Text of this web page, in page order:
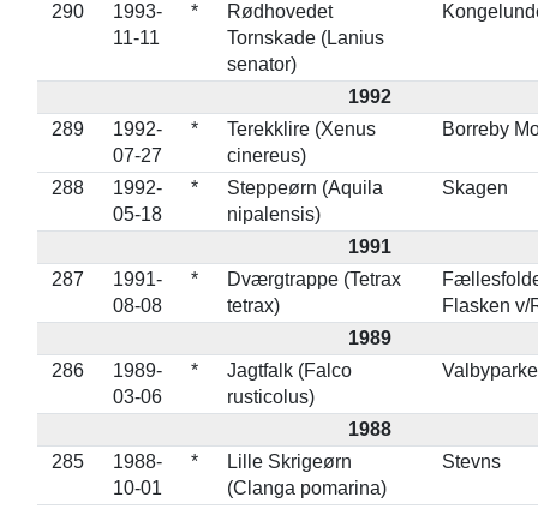
290
1993-
11-11
*
Rødhovedet
Tornskade (Lanius
senator)
1992
289
1992-
07-27
*
Terekklire (Xenus
cinereus)
Borreby
288
1992-
05-18
*
Steppeørn (Aquila
nipalensis)
Skagen
1991
287
1991-
08-08
*
Dværgtrappe (Tetrax
tetrax)
Flasken v/
1989
286
1989-
03-06
*
Jagtfalk (Falco
rusticolus)
1988
285
1988-
10-01
*
Lille Skrigeørn
(Clanga pomarina)
Stevns